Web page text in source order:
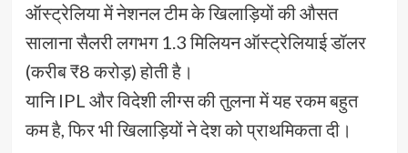
ऑस्ट्रेलिया में नेशनल टीम के खिलाड़ियों की औसत
सालाना सैलरी लगभग 1.3 मिलियन ऑस्ट्रेलियाई डॉलर
(करीब ₹8 करोड़) होती है।
यानि IPL और विदेशी लीग्स की तुलना में यह रकम बहुत
कम है, फिर भी खिलाड़ियों ने देश को प्राथमिकता दी।